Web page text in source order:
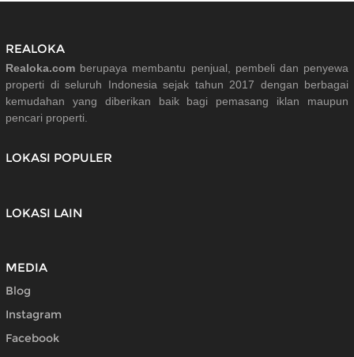
REALOKA
Realoka.com berupaya membantu penjual, pembeli dan penyewa
properti di seluruh Indonesia sejak tahun 2017 dengan berbagai
kemudahan yang diberikan baik bagi pemasang iklan maupun
pencari properti.
LOKASI POPULER
LOKASI LAIN
MEDIA
Blog
Instagram
Facebook